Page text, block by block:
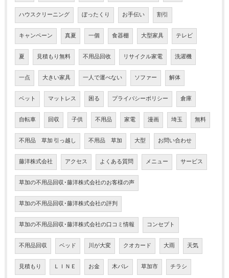
ハウスクリーニング ぼったくり お手伝い 割引
キャンペーン 真夏 一個 食器棚 大型家具 テレビ
夏 見積もり無料 不用品回收 リサイクル家電 洗濯機
一点 大きい家具 一人で運べない ソファー 解体
ベット マットレス 困る プライバシーポリシー 倉庫
自転車 回収 子供 不用品 家電 漫画 埼玉 無料
不用品 草加 引っ越し 不用品 草加 大型 お問い合わせ
藤洋株式会社 アクセス よくある質問 メニュー サービス
草加の不用品回収･藤洋株式会社のお客様の声
草加の不用品回収･藤洋株式会社の評判
草加の不用品回収･藤洋株式会社の口コミ情報 コンセプト
不用品回収 ベッド 川が大変 クオカード 大雨 天気
見積もり ＬＩＮＥ お金 木パレ 草加市 チラシ